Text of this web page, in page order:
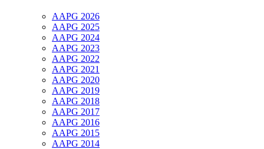
AAPG 2026
AAPG 2025
AAPG 2024
AAPG 2023
AAPG 2022
AAPG 2021
AAPG 2020
AAPG 2019
AAPG 2018
AAPG 2017
AAPG 2016
AAPG 2015
AAPG 2014